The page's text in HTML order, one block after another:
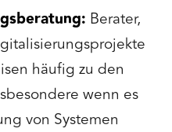
Berater,
häufig zu den
wenn es
von Systemen